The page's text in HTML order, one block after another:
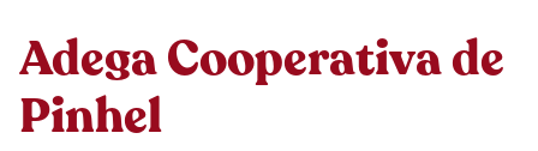
Adega Cooperativa de
Pinhel